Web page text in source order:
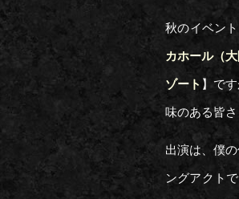
秋のイベン
カホール（
ゾート 】で
味のある皆
出演は、僕
ングアクト